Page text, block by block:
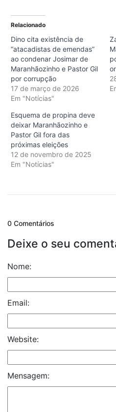
Relacionado
Dino cita existência de
“atacadistas de emendas”
ao condenar Josimar de
Maranhãozinho e Pastor Gil
por corrupção
17 de março de 2026
Em "Notícias"
Esquema de propina deve
deixar Maranhãozinho e
Pastor Gil fora das
próximas eleições
12 de novembro de 2025
Em "Notícias"
0 Comentários
Deixe o seu
Nome:
Email:
Website:
Mensagem: